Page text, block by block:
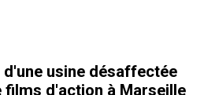
usine désaffectée
films d'action à Marseille